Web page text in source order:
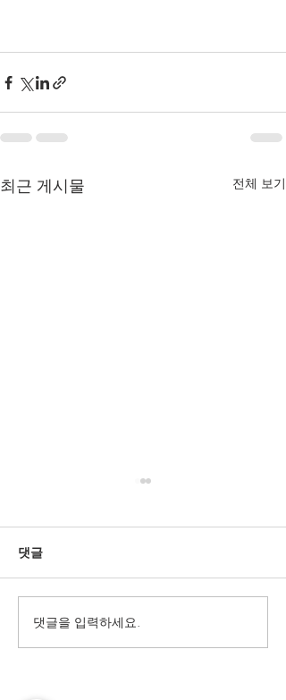
최근 게시물 전체 보기
헬로밤 도메인 패턴 안내
페이지
댓글
댓글을 입력하세요.